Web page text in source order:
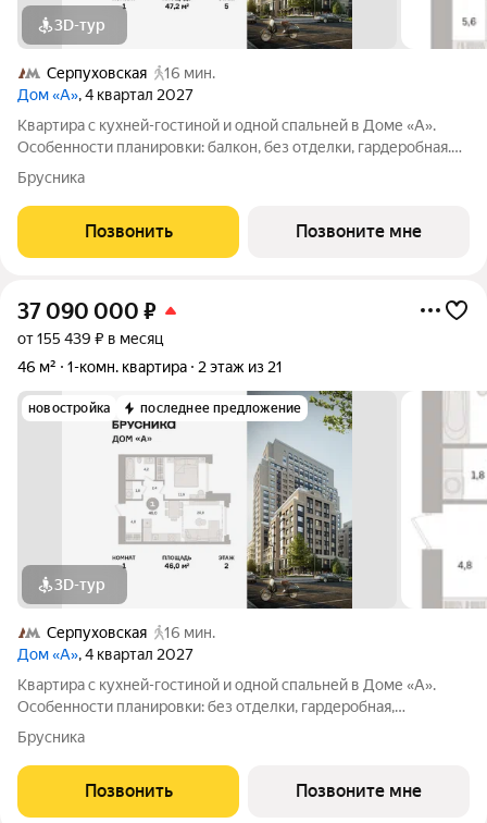
3D-тур
Серпуховская
16 мин.
Дом «А», 4 квартал 2027
Квартира с кухней-гостиной и одной спальней в Доме «А».
Особенности планировки: балкон, без отделки, гардеробная.
Срок сдачи IV кв. 2027 Дом А - проект от застройщика
Брусника располагается на границе с ЦАО, рядом с метро
Павелецкая. В 2-х километрах
Брусника
Позвонить Позвоните мне
37 090 000 ₽
от 155 439 ₽ в месяц
46 м²
1-комн. квартира 2 этаж из 21
новостройка последнее предложение
3D-тур
Серпуховская
16 мин.
Дом «А», 4 квартал 2027
Квартира с кухней-гостиной и одной спальней в Доме «А».
Особенности планировки: без отделки, гардеробная,
постирочная, снизили цены до 31.08. Срок сдачи IV кв. 2027
Дом А - проект от застройщика Брусника располагается на
границе с ЦАО, рядом с метро
Брусника
Позвонить Позвоните мне